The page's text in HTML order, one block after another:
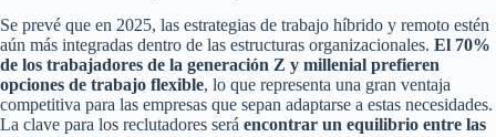
Se prevé que en 2025, las estrategias de trabajo híbrido y remoto estén
aún más integradas dentro de las estructuras organizacionales. El 70%
de los trabajadores de la generación Z y millenial prefieren
opciones de trabajo flexible, lo que representa una gran ventaja
competitiva para las empresas que sepan adaptarse a estas necesidades.
La clave para los reclutadores será encontrar un equilibrio entre las